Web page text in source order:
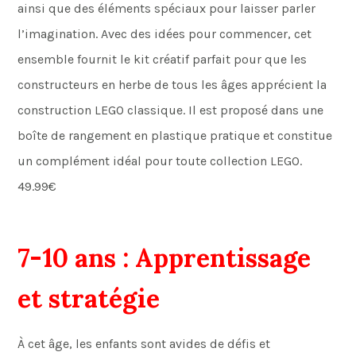
ainsi que des éléments spéciaux pour laisser parler
l’imagination. Avec des idées pour commencer, cet
ensemble fournit le kit créatif parfait pour que les
constructeurs en herbe de tous les âges apprécient la
construction LEGO classique. Il est proposé dans une
boîte de rangement en plastique pratique et constitue
un complément idéal pour toute collection LEGO.
49.99€
7-10 ans : Apprentissage
et stratégie
À cet âge, les enfants sont avides de défis et